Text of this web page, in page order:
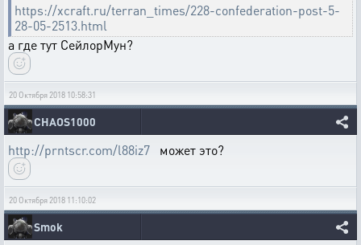
https://xcraft.ru/terran_times/228-confederation-post-5-
28-05-2513.html
а где тут СейлорМун?
20 Октября 2018 10:58:31
CHAOS1000
http://prntscr.com/l88iz7 может это?
20 Октября 2018 11:10:02
Smok